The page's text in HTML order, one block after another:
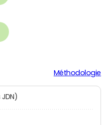
Méthodologie
JDN)